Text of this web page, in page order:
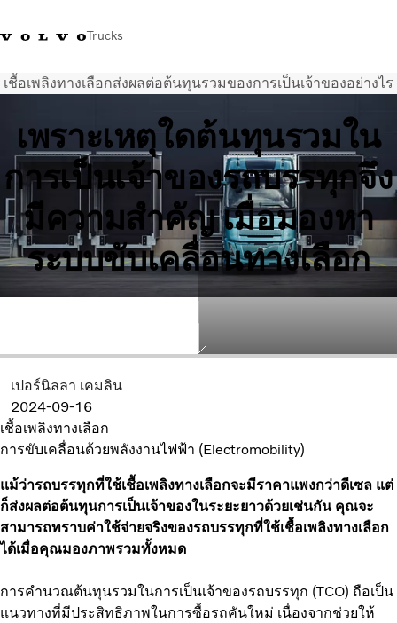
Trucks
+023054432Volvo Trucks Thailand Facebook เข้าสู่ระบบประเทศไทย
การใช้งานด้านการขนส่ง
รถบรรทุก
บริการ
สถานที่ตั้งของตัวแทนจำหน่าย
ข่าวและสื่อ
เกี่ยวกับเรา
เชื้อเพลิงทางเลือกส่งผลต่อต้นทุนรวมของการเป็นเจ้าของอย่างไร
เพราะเหตุใดต้นทุนรวมใน
การเป็นเจ้าของรถบรรทุกจึง
มีความสำคัญ เมื่อมองหา
ระบบขับเคลื่อนทางเลือก
เปอร์นิลลา เคมลิน
2024-09-16
เชื้อเพลิงทางเลือก
การขับเคลื่อนด้วยพลังงานไฟฟ้า (Electromobility)
แม้ว่ารถบรรทุกที่ใช้เชื้อเพลิงทางเลือกจะมีราคาแพงกว่าดีเซล แต่
ก็ส่งผลต่อต้นทุนการเป็นเจ้าของในระยะยาวด้วยเช่นกัน คุณจะ
สามารถทราบค่าใช้จ่ายจริงของรถบรรทุกที่ใช้เชื้อเพลิงทางเลือก
ได้เมื่อคุณมองภาพรวมทั้งหมด
การคำนวณต้นทุนรวมในการเป็นเจ้าของรถบรรทุก (TCO) ถือเป็น
แนวทางที่มีประสิทธิภาพในการซื้อรถคันใหม่ เนื่องจากช่วยให้